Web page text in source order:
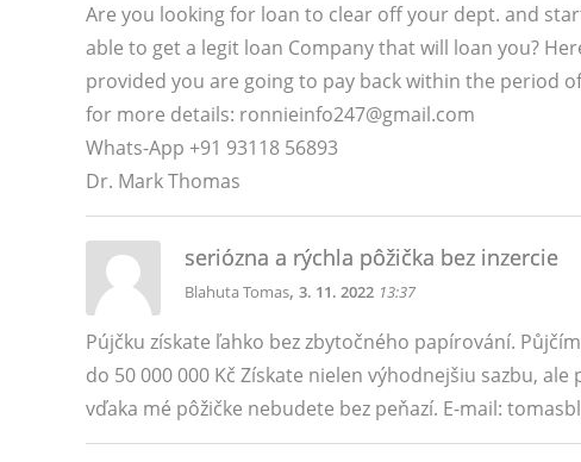
Are you looking for loan to clear off your dept. and
able to get a legit loan Company that will loan you?
provided you are going to pay back within the period
for more details: ronnieinfo247@gmail.com
Whats-App +91 93118 56893
Dr. Mark Thomas
seriózna a rýchla pôžička bez inzercie
Blahuta Tomas, 3. 11. 2022 13:37
Pújčku získate ľahko bez zbytočného papírování.
do 50 000 000 Kč Získate nielen výhodnejšiu sazbu,
vďaka mé pôžičke nebudete bez peňazí. E-mail: